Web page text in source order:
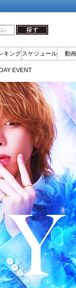
キング スケジュール 動画
EVENT